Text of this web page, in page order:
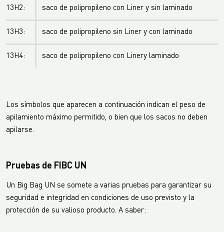
13H2: saco de polipropileno con Liner y sin laminado
13H3: saco de polipropileno sin Liner y con laminado
13H4: saco de polipropileno con Linery laminado
Los símbolos que aparecen a continuación indican el peso de
apilamiento máximo permitido, o bien que los sacos no deben
apilarse.
Pruebas de FIBC UN
Un Big Bag UN se somete a varias pruebas para garantizar su
seguridad e integridad en condiciones de uso previsto y la
protección de su valioso producto. A saber: